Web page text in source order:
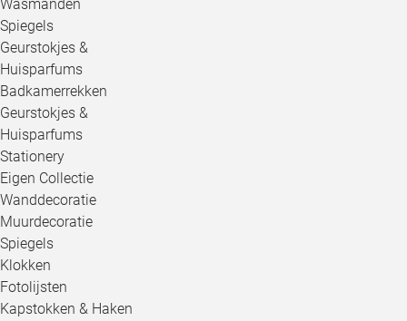
Wasmanden
Spiegels
Geurstokjes &
Huisparfums
Badkamerrekken
Geurstokjes &
Huisparfums
Stationery
Eigen Collectie
Wanddecoratie
Muurdecoratie
Spiegels
Klokken
Fotolijsten
Kapstokken & Haken